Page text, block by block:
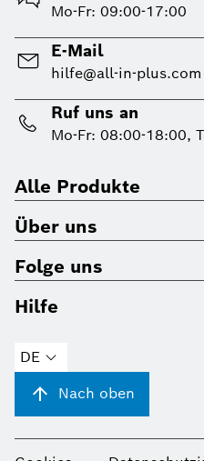
Mo-Fr: 09:00-17:00
E-Mail
hilfe@all-in-plus.com
Ruf uns an
Mo-Fr: 08:00-18:00,
Alle Produkte
Über uns
Folge uns
Hilfe
DE
Nach oben